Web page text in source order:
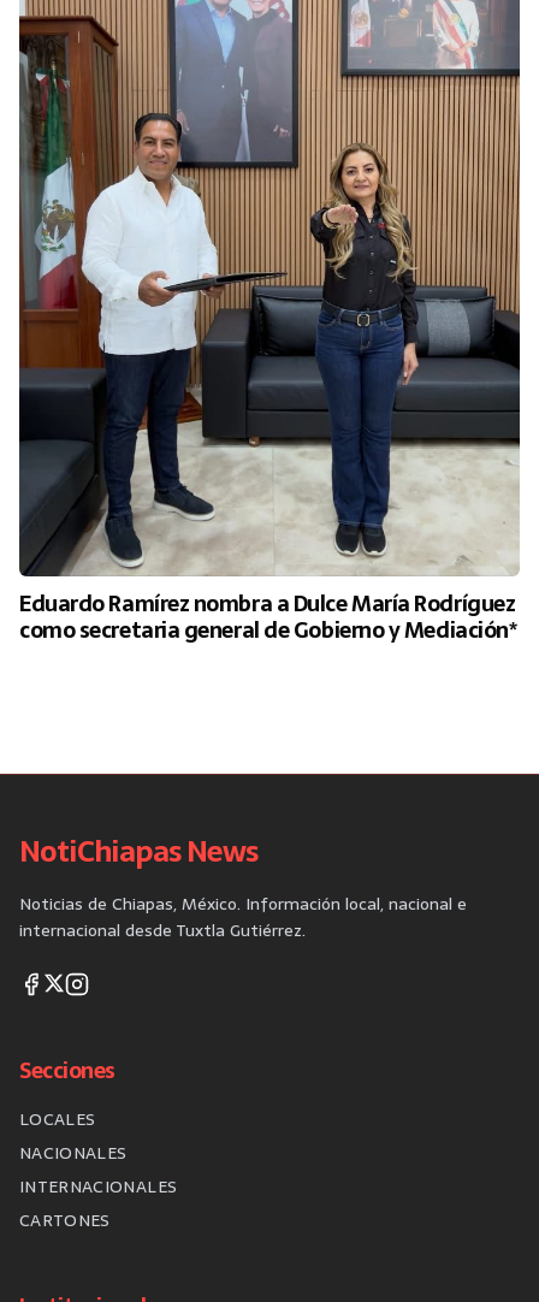
Eduardo Ramírez nombra a Dulce María Rodríguez
como secretaria general de Gobierno y Mediación*
NotiChiapas News
Noticias de Chiapas, México. Información local, nacional e
internacional desde Tuxtla Gutiérrez.
Secciones
LOCALES
NACIONALES
INTERNACIONALES
CARTONES